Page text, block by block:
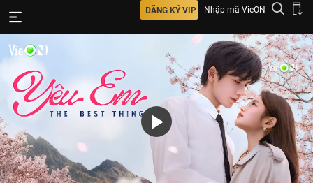
ĐĂNG KÝ VIP Nhập mã VieON